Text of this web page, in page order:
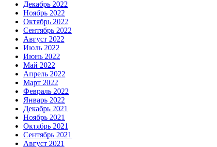
Декабрь 2022
Ноябрь 2022
Октябрь 2022
Сентябрь 2022
Август 2022
Июль 2022
Июнь 2022
Май 2022
Апрель 2022
Март 2022
Февраль 2022
Январь 2022
Декабрь 2021
Ноябрь 2021
Октябрь 2021
Сентябрь 2021
Август 2021